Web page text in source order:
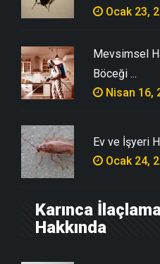
Ocak 23,
Mevsimsel
Böceği ...
Nisan 16,
Ev ve İşyeri
Ocak 24,
Karınca
Hakkında